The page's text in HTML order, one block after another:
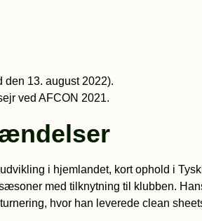
den 13. august 2022).
ved AFCON 2021.
i hjemlandet, kort ophold i
med tilknytning til klubben.
hvor han leverede clean